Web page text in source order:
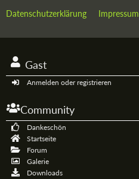
Datenschutzerklärung Impressum
Gast
Anmelden oder registrieren
Community
Dankeschön
Startseite
Forum
Galerie
Downloads